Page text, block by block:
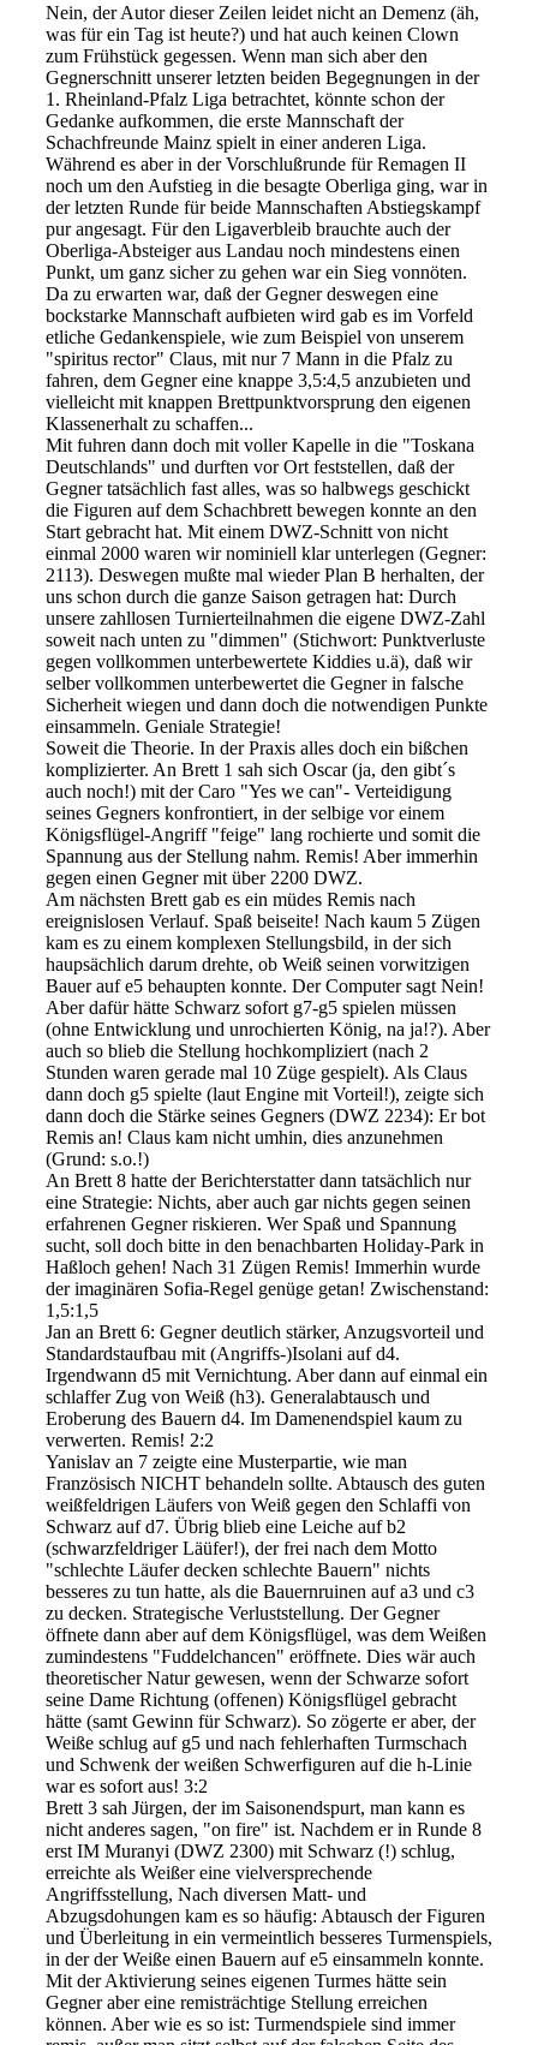
Nein, der Autor dieser Zeilen leidet nicht an Demenz (äh,
was für ein Tag ist heute?) und hat auch keinen Clown
zum Frühstück gegessen. Wenn man sich aber den
Gegnerschnitt unserer letzten beiden Begegnungen in der
1. Rheinland-Pfalz Liga betrachtet, könnte schon der
Gedanke aufkommen, die erste Mannschaft der
Schachfreunde Mainz spielt in einer anderen Liga.
Während es aber in der Vorschlußrunde für Remagen II
noch um den Aufstieg in die besagte Oberliga ging, war in
der letzten Runde für beide Mannschaften Abstiegskampf
pur angesagt. Für den Ligaverbleib brauchte auch der
Oberliga-Absteiger aus Landau noch mindestens einen
Punkt, um ganz sicher zu gehen war ein Sieg vonnöten.
Da zu erwarten war, daß der Gegner deswegen eine
bockstarke Mannschaft aufbieten wird gab es im Vorfeld
etliche Gedankenspiele, wie zum Beispiel von unserem
"spiritus rector" Claus, mit nur 7 Mann in die Pfalz zu
fahren, dem Gegner eine knappe 3,5:4,5 anzubieten und
vielleicht mit knappen Brettpunktvorsprung den eigenen
Klassenerhalt zu schaffen...
Mit fuhren dann doch mit voller Kapelle in die "Toskana
Deutschlands" und durften vor Ort feststellen, daß der
Gegner tatsächlich fast alles, was so halbwegs geschickt
die Figuren auf dem Schachbrett bewegen konnte an den
Start gebracht hat. Mit einem DWZ-Schnitt von nicht
einmal 2000 waren wir nominiell klar unterlegen (Gegner:
2113). Deswegen mußte mal wieder Plan B herhalten, der
uns schon durch die ganze Saison getragen hat: Durch
unsere zahllosen Turnierteilnahmen die eigene DWZ-Zahl
soweit nach unten zu "dimmen" (Stichwort: Punktverluste
gegen vollkommen unterbewertete Kiddies u.ä), daß wir
selber vollkommen unterbewertet die Gegner in falsche
Sicherheit wiegen und dann doch die notwendigen Punkte
einsammeln. Geniale Strategie!
Soweit die Theorie. In der Praxis alles doch ein bißchen
komplizierter. An Brett 1 sah sich Oscar (ja, den gibt´s
auch noch!) mit der Caro "Yes we can"- Verteidigung
seines Gegners konfrontiert, in der selbige vor einem
Königsflügel-Angriff "feige" lang rochierte und somit die
Spannung aus der Stellung nahm. Remis! Aber immerhin
gegen einen Gegner mit über 2200 DWZ.
Am nächsten Brett gab es ein müdes Remis nach
ereignislosen Verlauf. Spaß beiseite! Nach kaum 5 Zügen
kam es zu einem komplexen Stellungsbild, in der sich
haupsächlich darum drehte, ob Weiß seinen vorwitzigen
Bauer auf e5 behaupten konnte. Der Computer sagt Nein!
Aber dafür hätte Schwarz sofort g7-g5 spielen müssen
(ohne Entwicklung und unrochierten König, na ja!?). Aber
auch so blieb die Stellung hochkompliziert (nach 2
Stunden waren gerade mal 10 Züge gespielt). Als Claus
dann doch g5 spielte (laut Engine mit Vorteil!), zeigte sich
dann doch die Stärke seines Gegners (DWZ 2234): Er bot
Remis an! Claus kam nicht umhin, dies anzunehmen
(Grund: s.o.!)
An Brett 8 hatte der Berichterstatter dann tatsächlich nur
eine Strategie: Nichts, aber auch gar nichts gegen seinen
erfahrenen Gegner riskieren. Wer Spaß und Spannung
sucht, soll doch bitte in den benachbarten Holiday-Park in
Haßloch gehen! Nach 31 Zügen Remis! Immerhin wurde
der imaginären Sofia-Regel genüge getan! Zwischenstand:
1,5:1,5
Jan an Brett 6: Gegner deutlich stärker, Anzugsvorteil und
Standardstaufbau mit (Angriffs-)Isolani auf d4.
Irgendwann d5 mit Vernichtung. Aber dann auf einmal ein
schlaffer Zug von Weiß (h3). Generalabtausch und
Eroberung des Bauern d4. Im Damenendspiel kaum zu
verwerten. Remis! 2:2
Yanislav an 7 zeigte eine Musterpartie, wie man
Französisch NICHT behandeln sollte. Abtausch des guten
weißfeldrigen Läufers von Weiß gegen den Schlaffi von
Schwarz auf d7. Übrig blieb eine Leiche auf b2
(schwarzfeldriger Läüfer!), der frei nach dem Motto
"schlechte Läufer decken schlechte Bauern" nichts
besseres zu tun hatte, als die Bauernruinen auf a3 und c3
zu decken. Strategische Verluststellung. Der Gegner
öffnete dann aber auf dem Königsflügel, was dem Weißen
zumindestens "Fuddelchancen" eröffnete. Dies wär auch
theoretischer Natur gewesen, wenn der Schwarze sofort
seine Dame Richtung (offenen) Königsflügel gebracht
hätte (samt Gewinn für Schwarz). So zögerte er aber, der
Weiße schlug auf g5 und nach fehlerhaften Turmschach
und Schwenk der weißen Schwerfiguren auf die h-Linie
war es sofort aus! 3:2
Brett 3 sah Jürgen, der im Saisonendspurt, man kann es
nicht anderes sagen, "on fire" ist. Nachdem er in Runde 8
erst IM Muranyi (DWZ 2300) mit Schwarz (!) schlug,
erreichte als Weißer eine vielversprechende
Angriffsstellung, Nach diversen Matt- und
Abzugsdohungen kam es so häufig: Abtausch der Figuren
und Überleitung in ein vermeintlich besseres Turmenspiels,
in der der Weiße einen Bauern auf e5 einsammeln konnte.
Mit der Aktivierung seines eigenen Turmes hätte sein
Gegner aber eine remisträchtige Stellung erreichen
können. Aber wie es so ist: Turmendspiele sind immer